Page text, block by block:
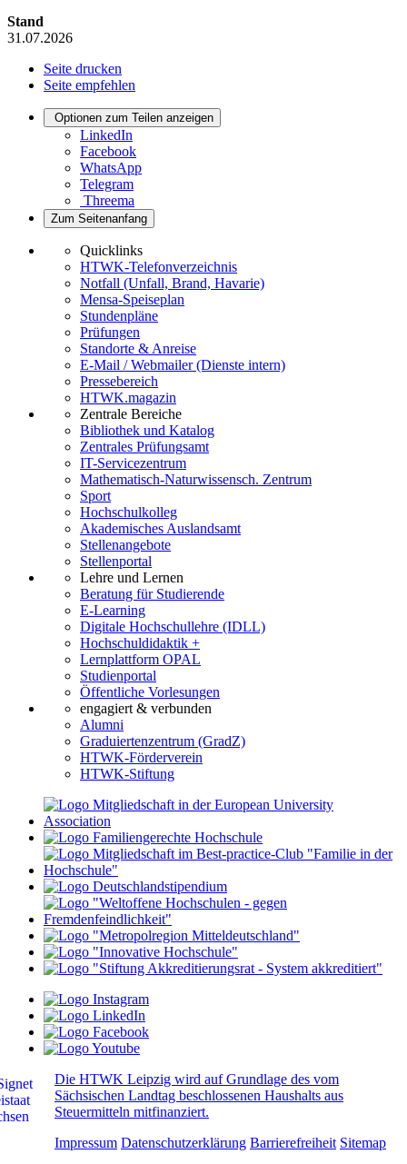
Stand
31.07.2026
Seite drucken
Seite empfehlen
Optionen zum Teilen anzeigen
LinkedIn
Facebook
WhatsApp
Telegram
Threema
Zum Seitenanfang
Quicklinks
HTWK-Telefonverzeichnis
Notfall (Unfall, Brand, Havarie)
Mensa-Speiseplan
Stundenpläne
Prüfungen
Standorte & Anreise
E-Mail / Webmailer (Dienste intern)
Pressebereich
HTWK.magazin
Zentrale Bereiche
Bibliothek und Katalog
Zentrales Prüfungsamt
IT-Servicezentrum
Mathematisch-Naturwissensch. Zentrum
Sport
Hochschulkolleg
Akademisches Auslandsamt
Stellenangebote
Stellenportal
Lehre und Lernen
Beratung für Studierende
E-Learning
Digitale Hochschullehre (IDLL)
Hochschuldidaktik +
Lernplattform OPAL
Studienportal
Öffentliche Vorlesungen
engagiert & verbunden
Alumni
Graduiertenzentrum (GradZ)
HTWK-Förderverein
HTWK-Stiftung
Die HTWK Leipzig wird auf Grundlage des vom
Sächsischen Landtag beschlossenen Haushalts aus
Steuermitteln mitfinanziert.
Impressum Datenschutzerklärung Barrierefreiheit Sitemap